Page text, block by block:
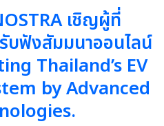
เชิญผู้ที่
บฟังสัมมนาออนไลน์
Thailand’s EV
by Advanced